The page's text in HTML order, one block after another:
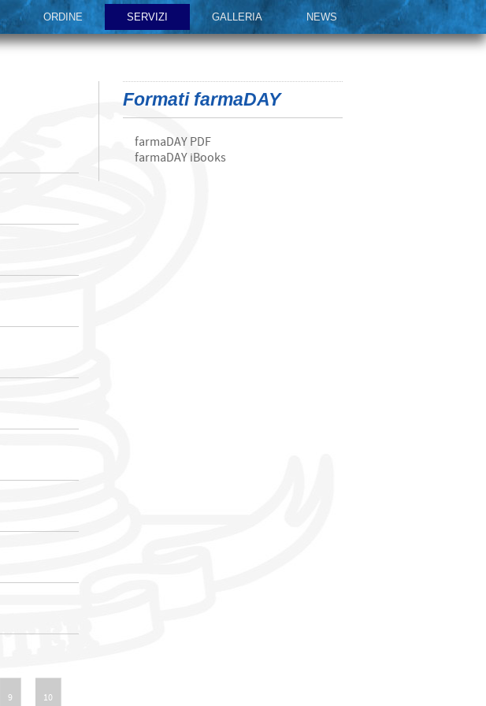
ORDINE SERVIZI GALLERIA NEWS
9 10
Formati farmaDAY
farmaDAY PDF
farmaDAY iBooks